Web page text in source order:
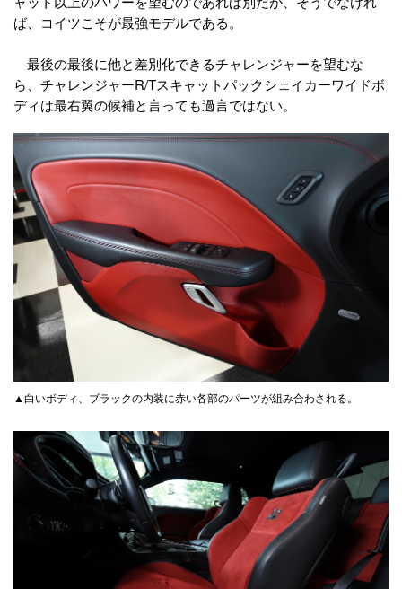
ば、コイツこそが最強モデルである。
最後の最後に他と差別化できるチャレンジャーを望むな
ら、チャレンジャーR/Tスキャットパックシェイカーワイドボ
ディは最右翼の候補と言っても過言ではない。
▲白いボディ、ブラックの内装に赤い各部のパーツが組み合わされる。